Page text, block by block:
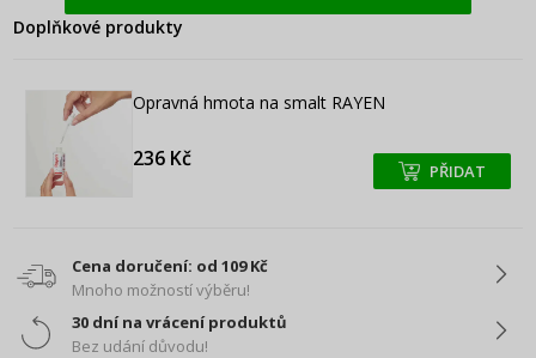
Doplňkové produkty
Opravná hmota na smalt RAYEN
236 Kč +
+ PŘIDAT
Cena doručení: od 109 Kč
Mnoho možností výběru!
30 dní na vrácení produktů
Bez udání důvodu!